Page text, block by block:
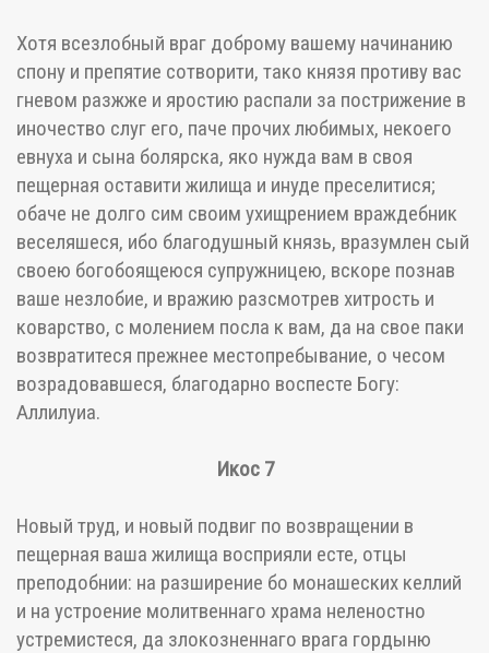
Хотя всезлобный враг доброму вашему начинанию
спону и препятие сотворити, тако князя противу вас
гневом разжже и яростию распали за пострижение в
иночество слуг его, паче прочих любимых, некоего
евнуха и сына болярска, яко нужда вам в своя
пещерная оставити жилища и инуде преселитися;
обаче не долго сим своим ухищрением враждебник
веселяшеся, ибо благодушный князь, вразумлен сый
своею богобоящеюся супружницею, вскоре познав
ваше незлобие, и вражию разсмотрев хитрость и
коварство, с молением посла к вам, да на свое паки
возвратитеся прежнее местопребывание, о чесом
возрадовавшеся, благодарно воспесте Богу:
Аллилуиа.
Икос 7
Новый труд, и новый подвиг по возвращении в
пещерная ваша жилища восприяли есте, отцы
преподобнии: на разширение бо монашеских келлий
и на устроение молитвеннаго храма неленостно
устремистеся, да злокозненнаго врага гордыню